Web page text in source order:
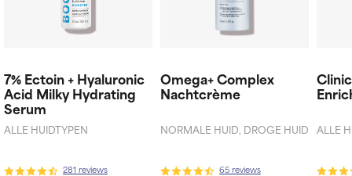
7% Ectoin + Hyaluronic
Acid Milky Hydrating
Serum
ALLE HUIDTYPEN
281 reviews
Omega+ Complex
Nachtcrème
NORMALE HUID, DROGE HUID
65 reviews
ALLE